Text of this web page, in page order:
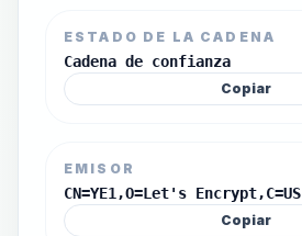
ESTADO DE LA CADENA
Cadena de confianza
Copiar
EMISOR
CN=YE1,O=Let's Encrypt,C=US
Copiar